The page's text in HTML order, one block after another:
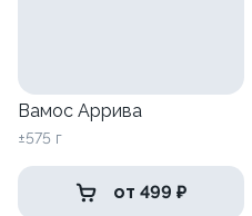
Вамос Аррива
±575 г
от 499 ₽